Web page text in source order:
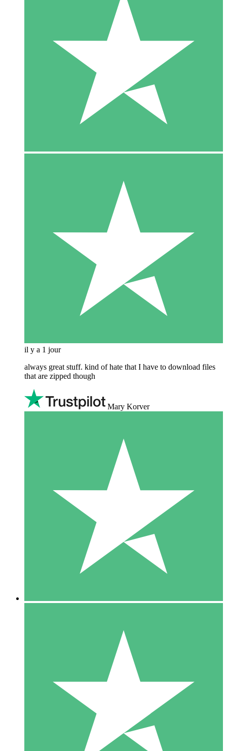
il y a 1 jour
always great stuff. kind of hate that I have to download files
that are zipped though
Mary Korver